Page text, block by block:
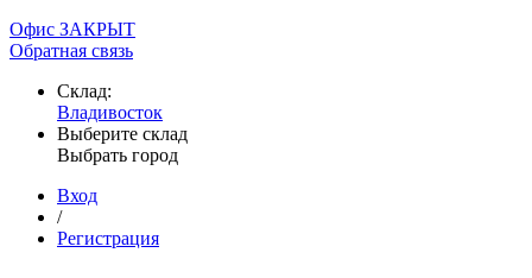
Офис ЗАКРЫТ
Обратная связь
Склад:
Владивосток
Выберите склад
Выбрать город
Вход
/
Регистрация